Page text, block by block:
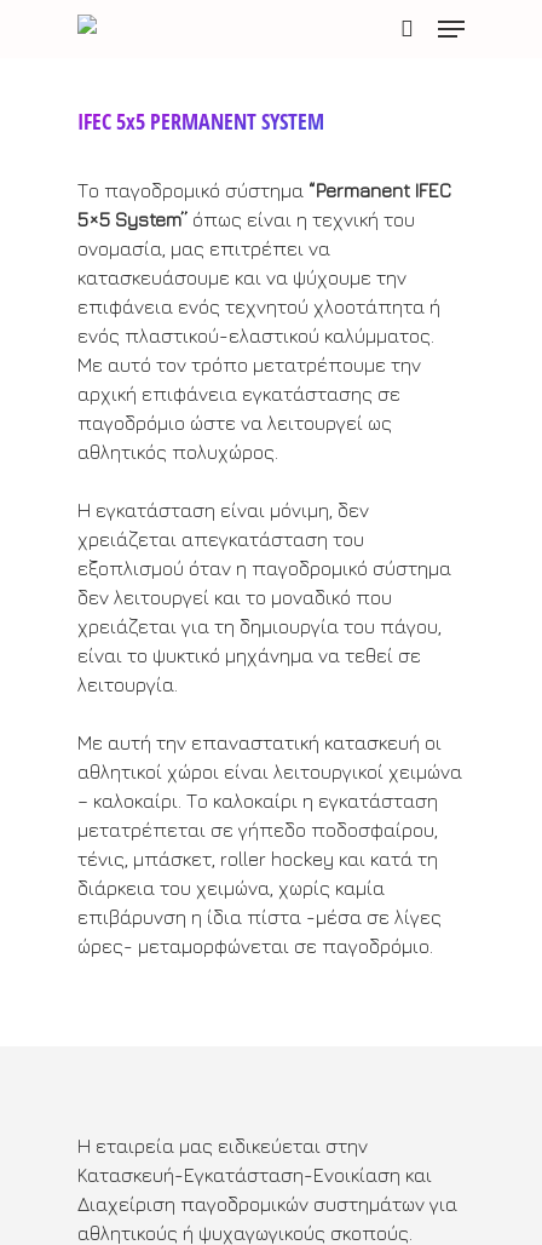
Menu
IFEC 5x5 PERMANENT SYSTEM
Το παγοδρομικό σύστημα “Permanent IFEC
5×5 System” όπως είναι η τεχνική του
ονομασία, μας επιτρέπει να
κατασκευάσουμε και να ψύχουμε την
επιφάνεια ενός τεχνητού χλοοτάπητα ή
ενός πλαστικού-ελαστικού καλύμματος.
Με αυτό τον τρόπο μετατρέπουμε την
αρχική επιφάνεια εγκατάστασης σε
παγοδρόμιο ώστε να λειτουργεί ως
αθλητικός πολυχώρος.
Η εγκατάσταση είναι μόνιμη, δεν
χρειάζεται απεγκατάσταση του
εξοπλισμού όταν η παγοδρομικό σύστημα
δεν λειτουργεί και το μοναδικό που
χρειάζεται για τη δημιουργία του πάγου,
είναι το ψυκτικό μηχάνημα να τεθεί σε
λειτουργία.
Με αυτή την επαναστατική κατασκευή οι
αθλητικοί χώροι είναι λειτουργικοί χειμώνα
– καλοκαίρι. Το καλοκαίρι η εγκατάσταση
μετατρέπεται σε γήπεδο ποδοσφαίρου,
τένις, μπάσκετ, roller hockey και κατά τη
διάρκεια του χειμώνα, χωρίς καμία
επιβάρυνση η ίδια πίστα -μέσα σε λίγες
ώρες- μεταμορφώνεται σε παγοδρόμιο.
Η εταιρεία μας ειδικεύεται στην
Κατασκευή-Εγκατάσταση-Ενοικίαση και
Διαχείριση παγοδρομικών συστημάτων για
αθλητικούς ή ψυχαγωγικούς σκοπούς.